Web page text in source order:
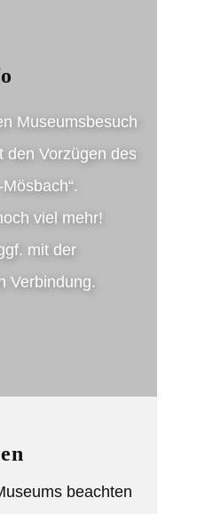
Museumsbesuch
den Vorzügen des
viel mehr!
mit der
Verbindung.
beachten